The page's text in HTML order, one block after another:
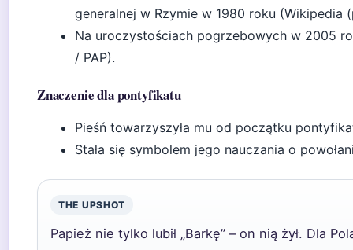
generalnej w Rzymie w 1980 roku (Wikipedia
Na uroczystościach pogrzebowych w 2005
/ PAP).
Znaczenie dla pontyfikatu
Pieśń towarzyszyła mu od początku
Stała się symbolem jego nauczania o
THE UPSHOT
Papież nie tylko lubił „Barkę” – on nią żył. Dla